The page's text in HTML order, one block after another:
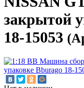
закрытой
18-15053